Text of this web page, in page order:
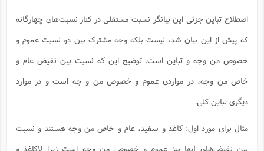
اصطلاح تباین جزئی این بیانگر نسبت مستقلی در کنار نسبت‌های چهارگانه
که پیش از این بیان شد، نیست بلکه وجه مشترک بین دو نسبت عموم و
خصوص من وجه و تباین است. توضیح این که نسبت بین نقیض عام و
خاص من وجه، در مواردی عموم و خصوص من و جه است و در موارد
دیگری تباین کلی.
مثال برای مورد اول: کاغذ و سفید، عام و خاص من وجه هستند و نسبت
بین نقیض‌های آنها نیز عموم و خصوص من وجه است زیرا لاکاغذ و